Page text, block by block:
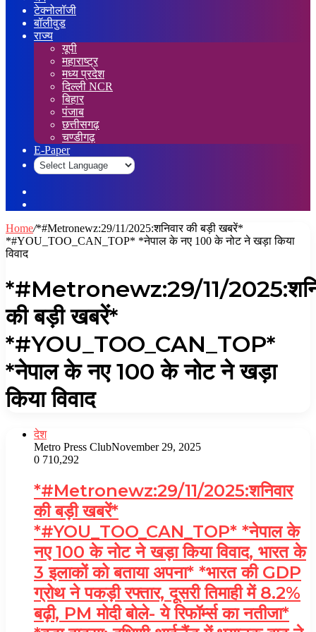
टेक्नोलॉजी
बॉलीवुड
राज्य
यूपी
महाराष्ट्र
मध्य प्रदेश
दिल्ली NCR
बिहार
पंजाब
छत्तीसगढ़
चण्डीगढ़
E-Paper
Home/*#Metronewz:29/11/2025:शनिवार की बड़ी खबरें*
*#YOU_TOO_CAN_TOP* *नेपाल के नए 100 के नोट ने खड़ा किया
विवाद
*#Metronewz:29/11/
की बड़ी खबरें*
*#YOU_TOO_CAN_TOP*
*नेपाल के नए 100 के नोट ने खड़ा
किया विवाद
देश
Metro Press ClubNovember 29, 2025
0 710,292
*#Metronewz:29/11/2025:शनिवार
की बड़ी खबरें*
*#YOU_TOO_CAN_TOP* *नेपाल के
नए 100 के नोट ने खड़ा किया विवाद, भारत के
3 इलाकों को बताया अपना* *भारत की GDP
ग्रोथ ने पकड़ी रफ्तार, दूसरी तिमाही में 8.2%
बढ़ी, PM मोदी बोले- ये रिफॉर्म्स का नतीजा*